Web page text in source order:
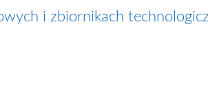
i zbiornikach